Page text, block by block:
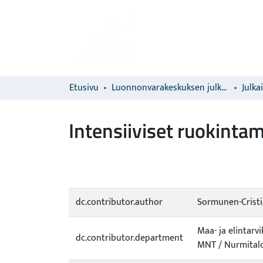
Etusivu Luonnonvarakeskuksen julkaisut
Intensiiviset
dc.contributor.author Sormunen-
dc.contributor.department
Maa- ja
MNT /